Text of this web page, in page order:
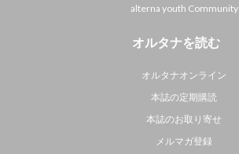
alterna youth Community
オルタナを読む
オルタナオンライン
本誌の定期購読
本誌のお取り寄せ
メルマガ登録